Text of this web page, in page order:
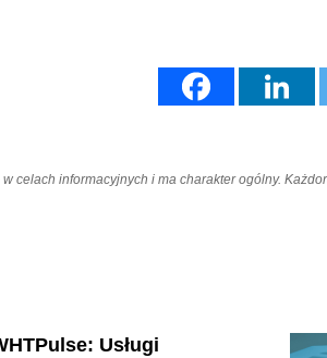
celach informacyjnych i ma charakter ogólny.
Usługi